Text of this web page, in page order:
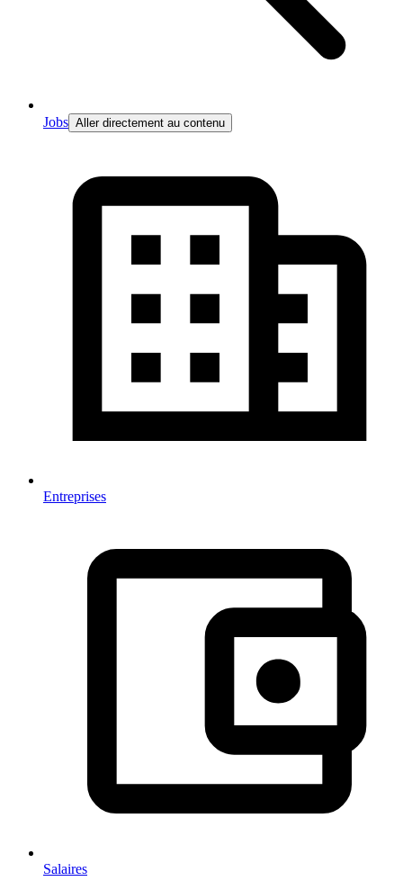
Jobs Aller directement au contenu
Entreprises
Salaires